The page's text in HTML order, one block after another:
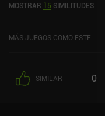
FANTASY VII EVER
4,7 sobre 5,0 en la App
MOSTRAR 15 SIMILITUDES
MÁS JUEGOS COMO ESTE
SIMILAR 0